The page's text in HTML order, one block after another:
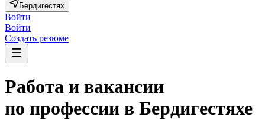
Бердигестях
Войти
Войти
Создать резюме
Работа и вакансии
по профессии в Бердигестяхе